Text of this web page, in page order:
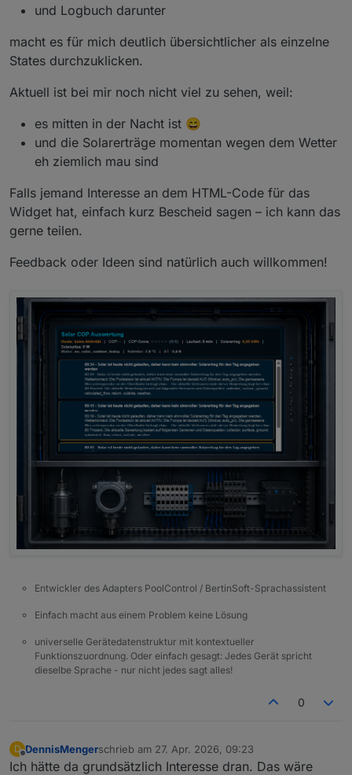
und Logbuch darunter
macht es für mich deutlich übersichtlicher als einzelne
States durchzuklicken.
Aktuell ist bei mir noch nicht viel zu sehen, weil:
es mitten in der Nacht ist 😄
und die Solarerträge momentan wegen dem Wetter
eh ziemlich mau sind
Falls jemand Interesse an dem HTML-Code für das
Widget hat, einfach kurz Bescheid sagen – ich kann das
gerne teilen.
Feedback oder Ideen sind natürlich auch willkommen!
Entwickler des Adapters PoolControl / BertinSoft-Sprachassistent
Einfach macht aus einem Problem keine Lösung
universelle Gerätedatenstruktur mit kontextueller
Funktionszuordnung. Oder einfach gesagt: Jedes Gerät spricht
dieselbe Sprache - nur nicht jedes sagt alles!
0
D
Offline
DennisMengerschrieb am 27. Apr. 2026, 09:23
zuletzt editiert von
Ich hätte da grundsätzlich Interesse dran. Das wäre